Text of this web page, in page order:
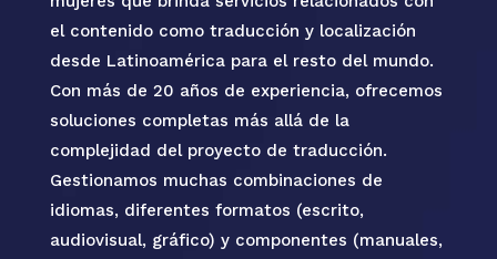
el contenido como traducción y localización
desde Latinoamérica para el resto del mundo.
Con más de 20 años de experiencia, ofrecemos
soluciones completas más allá de la
complejidad del proyecto de traducción.
Gestionamos muchas combinaciones de
idiomas, diferentes formatos (escrito,
audiovisual, gráfico) y componentes (manuales,